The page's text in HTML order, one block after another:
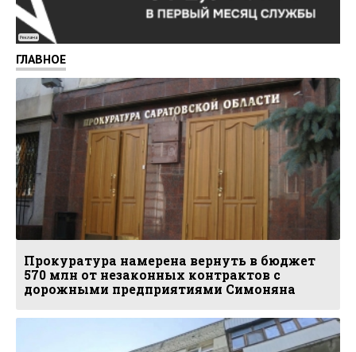
Реклама
ГЛАВНОЕ
Прокуратура намерена вернуть в бюджет
570 млн от незаконных контрактов с
дорожными предприятиями Симоняна